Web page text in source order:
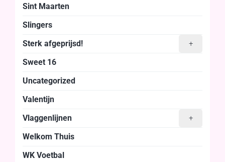
Sint Maarten
Slingers
+
Sterk afgeprijsd!
Sweet 16
Uncategorized
Valentijn
+
Vlaggenlijnen
Welkom Thuis
WK Voetbal